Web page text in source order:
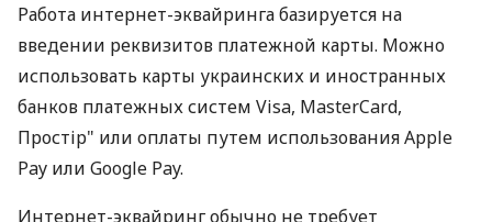
Работа интернет-эквайринга базируется на
введении реквизитов платежной карты. Можно
использовать карты украинских и иностранных
банков платежных систем Visa, MasterCard,
Простір" или оплаты путем использования Apple
Pay или Google Pay.
Интернет-эквайринг обычно не требует